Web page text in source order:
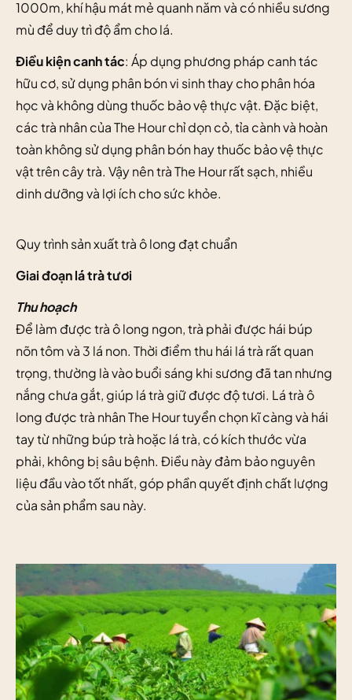
1000m, khí hậu mát mẻ quanh năm và có nhiều sương
mù để duy trì độ ẩm cho lá.
Điều kiện canh tác: Áp dụng phương pháp canh tác
hữu cơ, sử dụng phân bón vi sinh thay cho phân hóa
học và không dùng thuốc bảo vệ thực vật. Đặc biệt,
các trà nhân của The Hour chỉ dọn cỏ, tỉa cành và hoàn
toàn không sử dụng phân bón hay thuốc bảo vệ thực
vật trên cây trà. Vậy nên trà The Hour rất sạch, nhiều
dinh dưỡng và lợi ích cho sức khỏe.
Quy trình sản xuất trà ô long đạt chuẩn
Giai đoạn lá trà tươi
Thu hoạch
Để làm được trà ô long ngon, trà phải được hái búp
nõn tôm và 3 lá non. Thời điểm thu hái lá trà rất quan
trọng, thường là vào buổi sáng khi sương đã tan nhưng
nắng chưa gắt, giúp lá trà giữ được độ tươi. Lá trà ô
long được trà nhân The Hour tuyển chọn kĩ càng và hái
tay từ những búp trà hoặc lá trà, có kích thước vừa
phải, không bị sâu bệnh. Điều này đảm bảo nguyên
liệu đầu vào tốt nhất, góp phần quyết định chất lượng
của sản phẩm sau này.